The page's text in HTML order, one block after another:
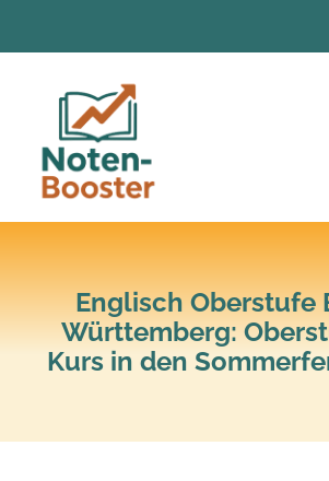
Angebote
Anmeldung und Ablauf
Unsere Mission
Lern-Material
Englisch Oberstufe
Württemberg:
Kurs in den